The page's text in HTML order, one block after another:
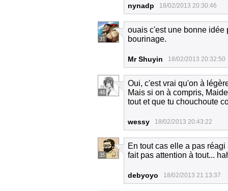
nynadp 18/02/2013 20:30:46
31
ouais c'est une bonne idée
bourinage.
Mr Shuyin 18/02/2013 20:32:50
46
Oui, c'est vrai qu'on à
Mais si on à compris,
tout et que tu chouchoute
wessy 18/02/2013 20:43:22
35
En tout cas elle a pas
fait pas attention à tout...
debyoyo 18/02/2013 21:13:37